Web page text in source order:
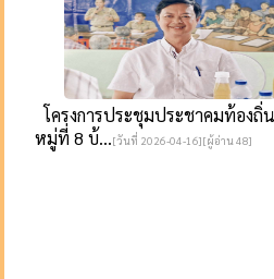
โครงการประชุมประชาคมท้องถิ่
หมู่ที่ 8 บ้...[วันที่ 2026-04-16][ผู้อ่าน 48]